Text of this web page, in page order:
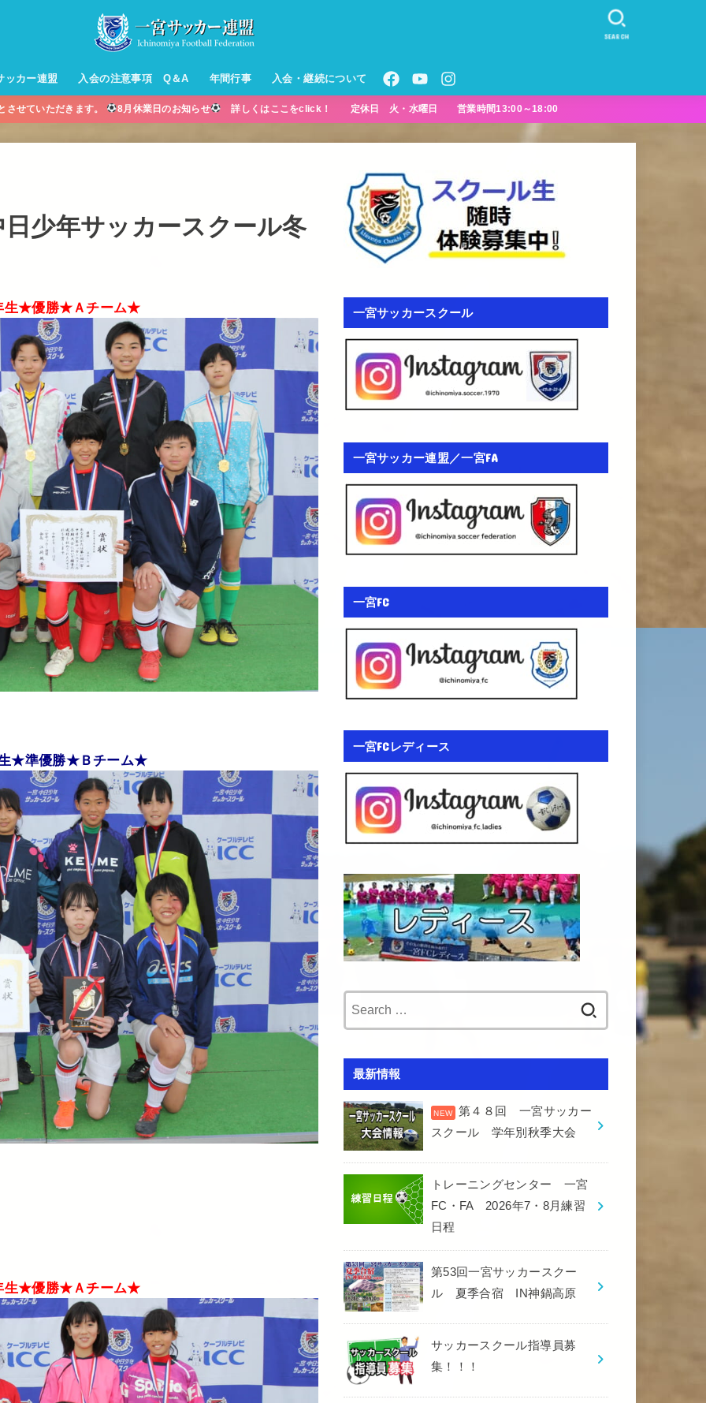
小学生】
小学生】
中学生】
子】
【中学生
中・年
ッカー連盟 入会の注意事項 Q＆A 年間行事 入会・継続について
SEARCH
せていただきます。 8月休業日のお知らせ 詳しくはここをclick！ 定休日 火・水曜日 営業時間13:00～18:00
少年サッカースクール冬
生★優勝★Ａチーム★
★準優勝★Ｂチーム★
生★優勝★Ａチーム★
一宮サッカースクール
一宮サッカー連盟／一宮FA
一宮FC
一宮FCレディース
最新情報
第４８回 一宮サッカー
スクール 学年別秋季大会
トレーニングセンター 一宮
FC・FA 2026年7・8月練習
日程
第53回一宮サッカースクー
ル 夏季合宿 IN神鍋高原
サッカースクール指導員募
集！！！